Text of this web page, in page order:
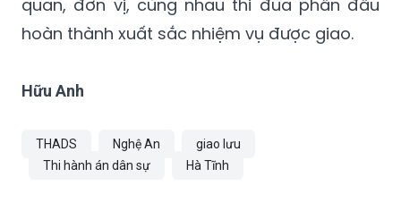
quan, đơn vị, cùng nhau thi đua phấn đấu
hoàn thành xuất sắc nhiệm vụ được giao.
Hữu Anh
THADS Nghệ An
giao lưu
Thi hành án dân sự
Hà Tĩnh